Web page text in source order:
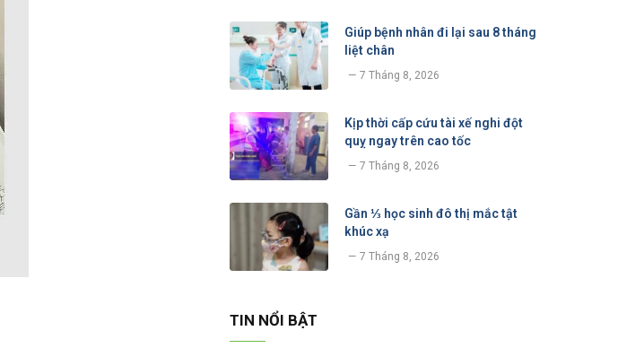
Giúp bệnh nhân đi lại sau 8 tháng
liệt chân
7 Tháng 8, 2026
Kịp thời cấp cứu tài xế nghi đột
quỵ ngay trên cao tốc
7 Tháng 8, 2026
Gần ⅓ học sinh đô thị mắc tật
khúc xạ
7 Tháng 8, 2026
TIN NỔI BẬT